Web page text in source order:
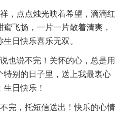
，点点烛光映着希望，滴滴红
飞扬，一片一片散着清爽，
日快乐喜乐无双。
也说不完！关怀的心，总是用
特别的日子里，送上我最衷心
日快乐！
完，托短信送出！快乐的心情